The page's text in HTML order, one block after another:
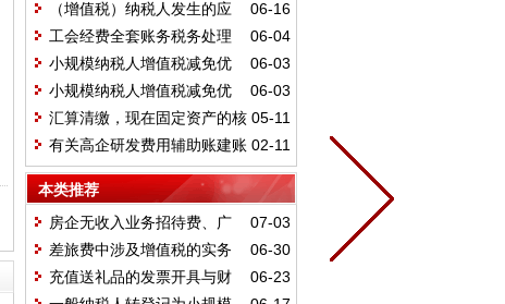
纳税人前后如何衔接
06-16
（增值税）纳税人发生的应
税行为超出营业执照上的经营范
围，是否可以开具发票
06-04
工会经费全套账务税务处理
06-03
小规模纳税人增值税减免优
惠申报表填写指南——1%及3%非差
额小微企业申报表填写案例
06-03
小规模纳税人增值税减免优
惠申报表填写指南——1%及3%非差
额非小微企业申报表填写案例
05-11
汇算清缴，现在固定资产的核
算标准到底是2000、5000还是500
万
02-11
有关高企研发费用辅助账建账
要点
本类推荐
07-03
房企无收入业务招待费、广
宣费如何扣除
06-30
差旅费中涉及增值税的实务
处理
06-23
充值送礼品的发票开具与财